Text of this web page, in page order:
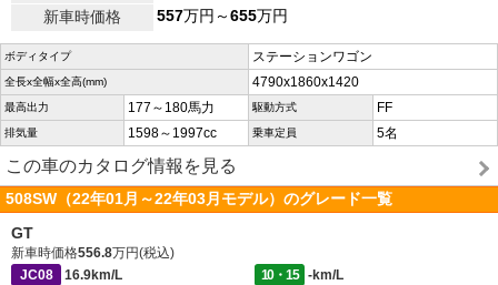
新車時価格
557万円～655万円
ボディタイプ ステーションワゴン
全長x全幅x全高(mm) 4790x1860x1420
最高出力 177～180馬力 駆動方式 FF
排気量 1598～1997cc 乗車定員 5名
この車のカタログ情報を見る
508SW（22年01月～22年03月モデル）のグレード一覧
GT
新車時価格556.8万円(税込)
JC08
16.9km/L 10・15
-km/L